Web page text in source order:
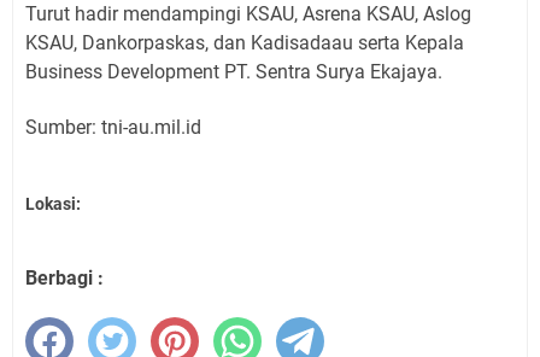
Turut hadir mendampingi KSAU, Asrena KSAU, Aslog
KSAU, Dankorpaskas, dan Kadisadaau serta Kepala
Business Development PT. Sentra Surya Ekajaya.
Sumber: tni-au.mil.id
Lokasi:
Berbagi :